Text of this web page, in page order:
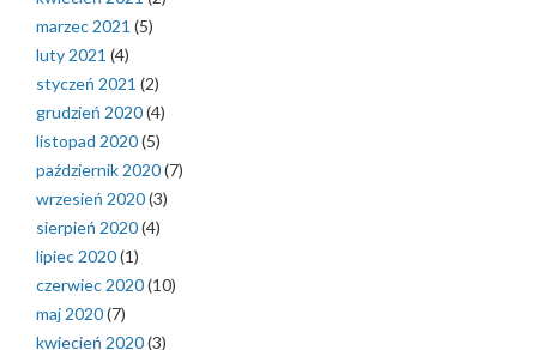
marzec 2021 (5)
luty 2021 (4)
styczeń 2021 (2)
grudzień 2020(4)
listopad 2020(5)
październik 2020(7)
wrzesień 2020(3)
sierpień 2020(4)
lipiec 2020(1)
czerwiec 2020(10)
maj 2020(7)
kwiecień 2020(3)